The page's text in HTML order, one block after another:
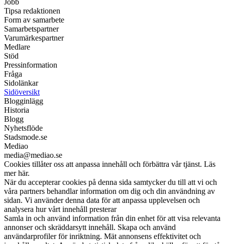
Tipsa redaktionen
Form av samarbete
Samarbetspartner
Varumärkespartner
Medlare
Stöd
Pressinformation
Fråga
Sidolänkar
Sidöversikt
Blogginlägg
Historia
Blogg
Nyhetsflöde
Stadsmode.se
Mediao
media@mediao.se
Cookies tillåter oss att anpassa innehåll och förbättra vår tjänst. Läs
mer här.
När du accepterar cookies på denna sida samtycker du till att vi och
våra partners behandlar information om dig och din användning av
sidan. Vi använder denna data för att anpassa upplevelsen och
analysera hur vårt innehåll presterar
Samla in och använd information från din enhet för att visa relevanta
annonser och skräddarsytt innehåll. Skapa och använd
användarprofiler för inriktning. Mät annonsens effektivitet och